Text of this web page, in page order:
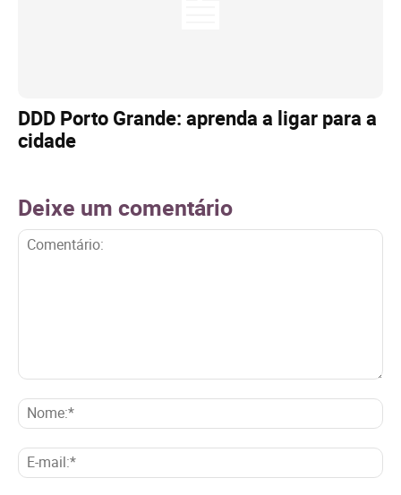
DDD Porto Grande: aprenda a ligar para a
cidade
Deixe um comentário
E-